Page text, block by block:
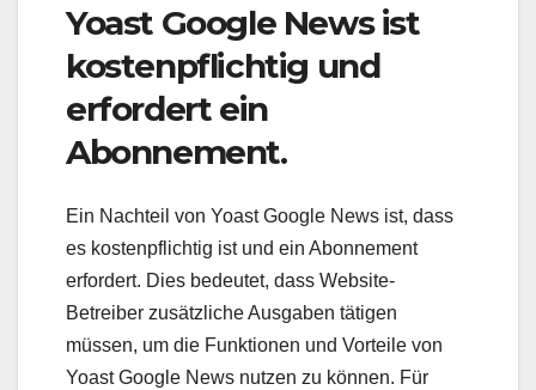
Yoast Google News ist
kostenpflichtig und
erfordert ein
Abonnement.
Ein Nachteil von Yoast Google News ist, dass
es kostenpflichtig ist und ein Abonnement
erfordert. Dies bedeutet, dass Website-
Betreiber zusätzliche Ausgaben tätigen
müssen, um die Funktionen und Vorteile von
Yoast Google News nutzen zu können. Für